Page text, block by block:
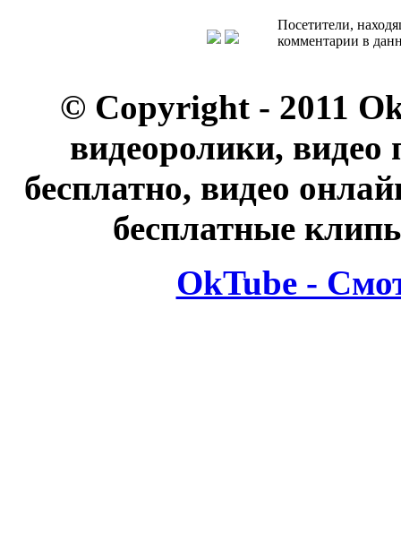
Посетители,
комментарии в
© Copyright - 2011
видеоролики, видео
бесплатно, видео
бесплатные
OkTube -